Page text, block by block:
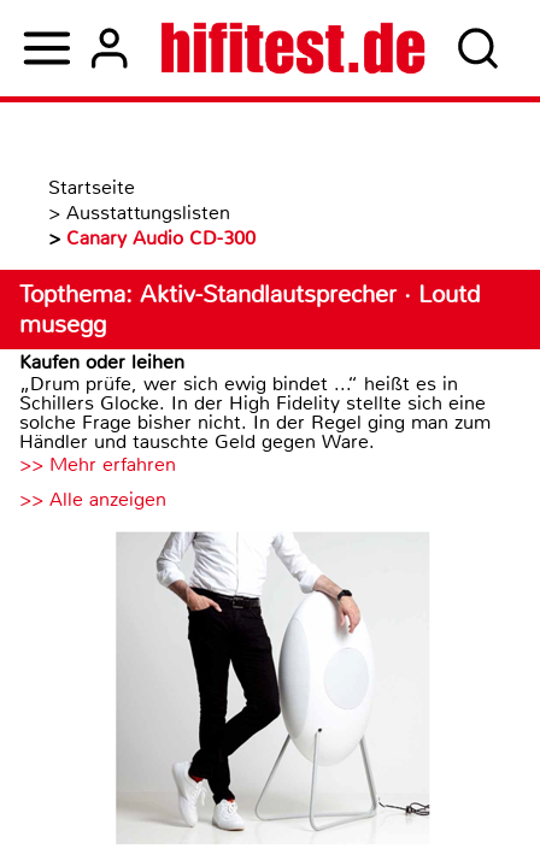
Startseite
> Ausstattungslisten
> Canary Audio CD-300
Topthema: Aktiv-Standlautsprecher · Loutd
musegg
Kaufen oder leihen
„Drum prüfe, wer sich ewig bindet ...“ heißt es in
Schillers Glocke. In der High Fidelity stellte sich eine
solche Frage bisher nicht. In der Regel ging man zum
Händler und tauschte Geld gegen Ware.
>> Mehr erfahren
>> Alle anzeigen